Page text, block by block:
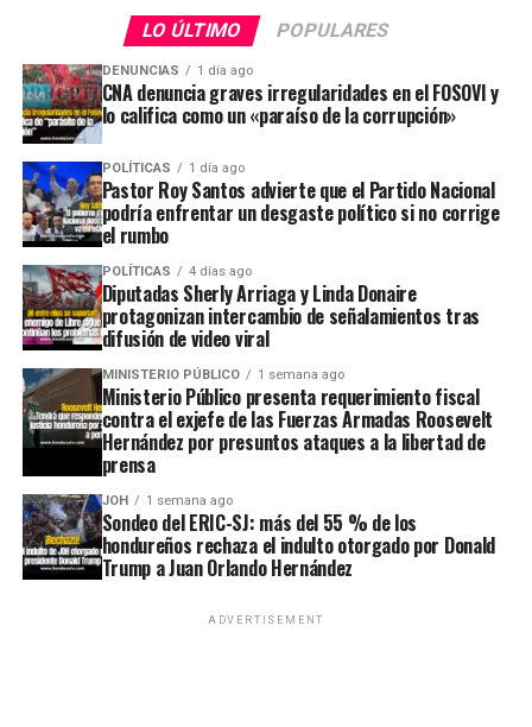
LO ÚLTIMO POPULARES
DENUNCIAS 1 día ago
CNA denuncia graves irregularidades en el FOSOVI y
lo califica como un «paraíso de la corrupción»
POLÍTICAS 1 día ago
Pastor Roy Santos advierte que el Partido Nacional
podría enfrentar un desgaste político si no corrige
el rumbo
POLÍTICAS 4 días ago
Diputadas Sherly Arriaga y Linda Donaire
protagonizan intercambio de señalamientos tras
difusión de video viral
MINISTERIO PÚBLICO 1 semana ago
Ministerio Público presenta requerimiento fiscal
contra el exjefe de las Fuerzas Armadas Roosevelt
Hernández por presuntos ataques a la libertad de
prensa
JOH 1 semana ago
Sondeo del ERIC-SJ: más del 55 % de los
hondureños rechaza el indulto otorgado por Donald
Trump a Juan Orlando Hernández
ADVERTISEMENT